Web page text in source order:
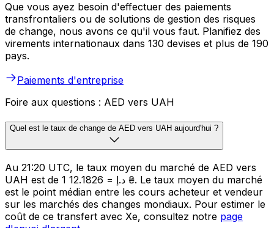
Que vous ayez besoin d'effectuer des paiements
transfrontaliers ou de solutions de gestion des risques
de change, nous avons ce qu'il vous faut. Planifiez des
virements internationaux dans 130 devises et plus de 190
pays.
Paiements d'entreprise
Foire aux questions : AED vers UAH
Quel est le taux de change de AED vers UAH aujourd'hui ?
Au 21:20 UTC, le taux moyen du marché de AED vers
UAH est de 1 د.إ = 12.1826 ₴. Le taux moyen du marché
est le point médian entre les cours acheteur et vendeur
sur les marchés des changes mondiaux. Pour estimer le
coût de ce transfert avec Xe, consultez notre page